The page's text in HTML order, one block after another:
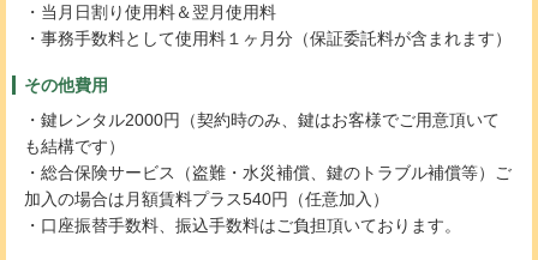
・当月日割り使用料＆翌月使用料
・事務手数料として使用料１ヶ月分（保証委託料が含まれます）
その他費用
・鍵レンタル2000円（契約時のみ、鍵はお客様でご用意頂いて
も結構です）
・総合保険サービス（盗難・水災補償、鍵のトラブル補償等）ご
加入の場合は月額賃料プラス540円（任意加入）
・口座振替手数料、振込手数料はご負担頂いております。